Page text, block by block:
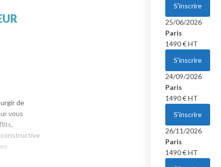
de
vous
constructive
S'inscrire
25/06/2026
Paris
1490€ HT
S'inscrire
24/09/2026
Paris
1490€ HT
S'inscrire
26/11/2026
Paris
1490€ HT